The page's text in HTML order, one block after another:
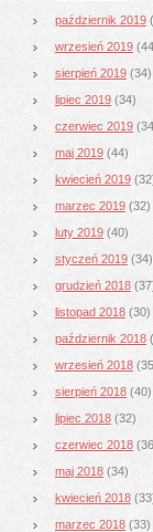
październik 2019
wrzesień 2019
sierpień 2019 (34)
lipiec 2019 (34)
czerwiec 2019
maj 2019 (44)
kwiecień 2019
marzec 2019 (32)
luty 2019 (40)
styczeń 2019 (34)
grudzień 2018
listopad 2018 (30)
październik 2018
wrzesień 2018
sierpień 2018 (40)
lipiec 2018 (32)
czerwiec 2018
maj 2018 (34)
kwiecień 2018
marzec 2018 (33)